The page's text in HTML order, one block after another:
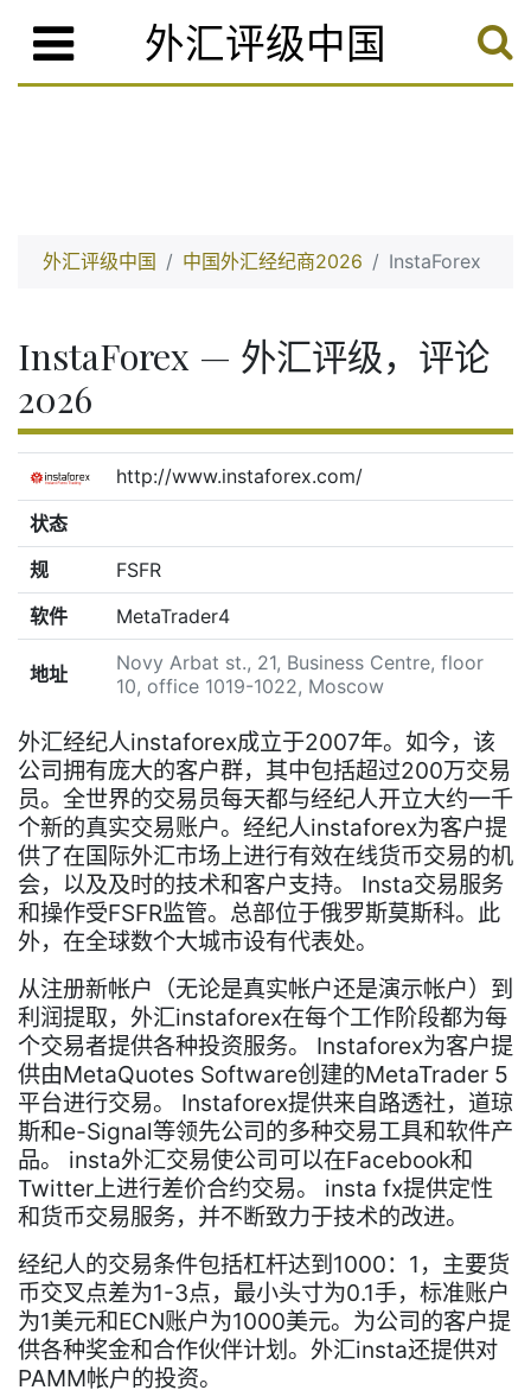
外汇评级中国
外汇评级中国 中国外汇经纪商2026 InstaForex
InstaForex — 外汇评级，评论
2026
http://www.instaforex.com/
状态
规
FSFR
软件
MetaTrader4
地址
Novy Arbat st., 21, Business Centre, floor
10, office 1019-1022, Moscow
外汇经纪人instaforex成立于2007年。如今，该
公司拥有庞大的客户群，其中包括超过200万交易
员。全世界的交易员每天都与经纪人开立大约一千
个新的真实交易账户。经纪人instaforex为客户提
供了在国际外汇市场上进行有效在线货币交易的机
会，以及及时的技术和客户支持。 Insta交易服务
和操作受FSFR监管。总部位于俄罗斯莫斯科。此
外，在全球数个大城市设有代表处。
从注册新帐户（无论是真实帐户还是演示帐户）到
利润提取，外汇instaforex在每个工作阶段都为每
个交易者提供各种投资服务。 Instaforex为客户提
供由MetaQuotes Software创建的MetaTrader 5
平台进行交易。 Instaforex提供来自路透社，道琼
斯和e-Signal等领先公司的多种交易工具和软件产
品。 insta外汇交易使公司可以在Facebook和
Twitter上进行差价合约交易。 insta fx提供定性
和货币交易服务，并不断致力于技术的改进。
经纪人的交易条件包括杠杆达到1000：1，主要货
币交叉点差为1-3点，最小头寸为0.1手，标准账户
为1美元和ECN账户为1000美元。为公司的客户提
供各种奖金和合作伙伴计划。外汇insta还提供对
PAMM帐户的投资。